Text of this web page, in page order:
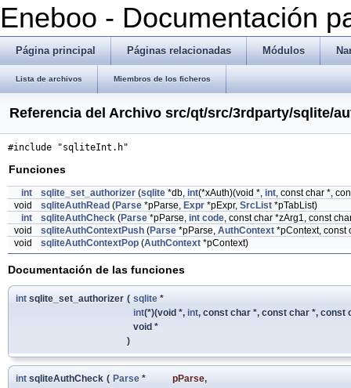
Eneboo - Documentación
Página principal Páginas relacionadas Módulos
Lista de archivos Miembros de los ficheros
Referencia del Archivo src/qt/src/3rdparty/sqlite/
#include "sqliteInt.h"
Funciones
int sqlite_set_authorizer (sqlite *db, int(*xAuth)(void *, int, const char *,
void
sqliteAuthRead (Parse *pParse, Expr *pExpr, SrcList *pTabList)
int
sqliteAuthCheck (Parse *pParse, int code, const char *zArg1, const
void
sqliteAuthContextPush (Parse *pParse, AuthContext *pContext, const
void
sqliteAuthContextPop (AuthContext *pContext)
Documentación de las funciones
int sqlite_set_authorizer ( sqlite *
int(*)(void *, int, const char *, const char *, const
void *
)
int sqliteAuthCheck ( Parse * pParse,